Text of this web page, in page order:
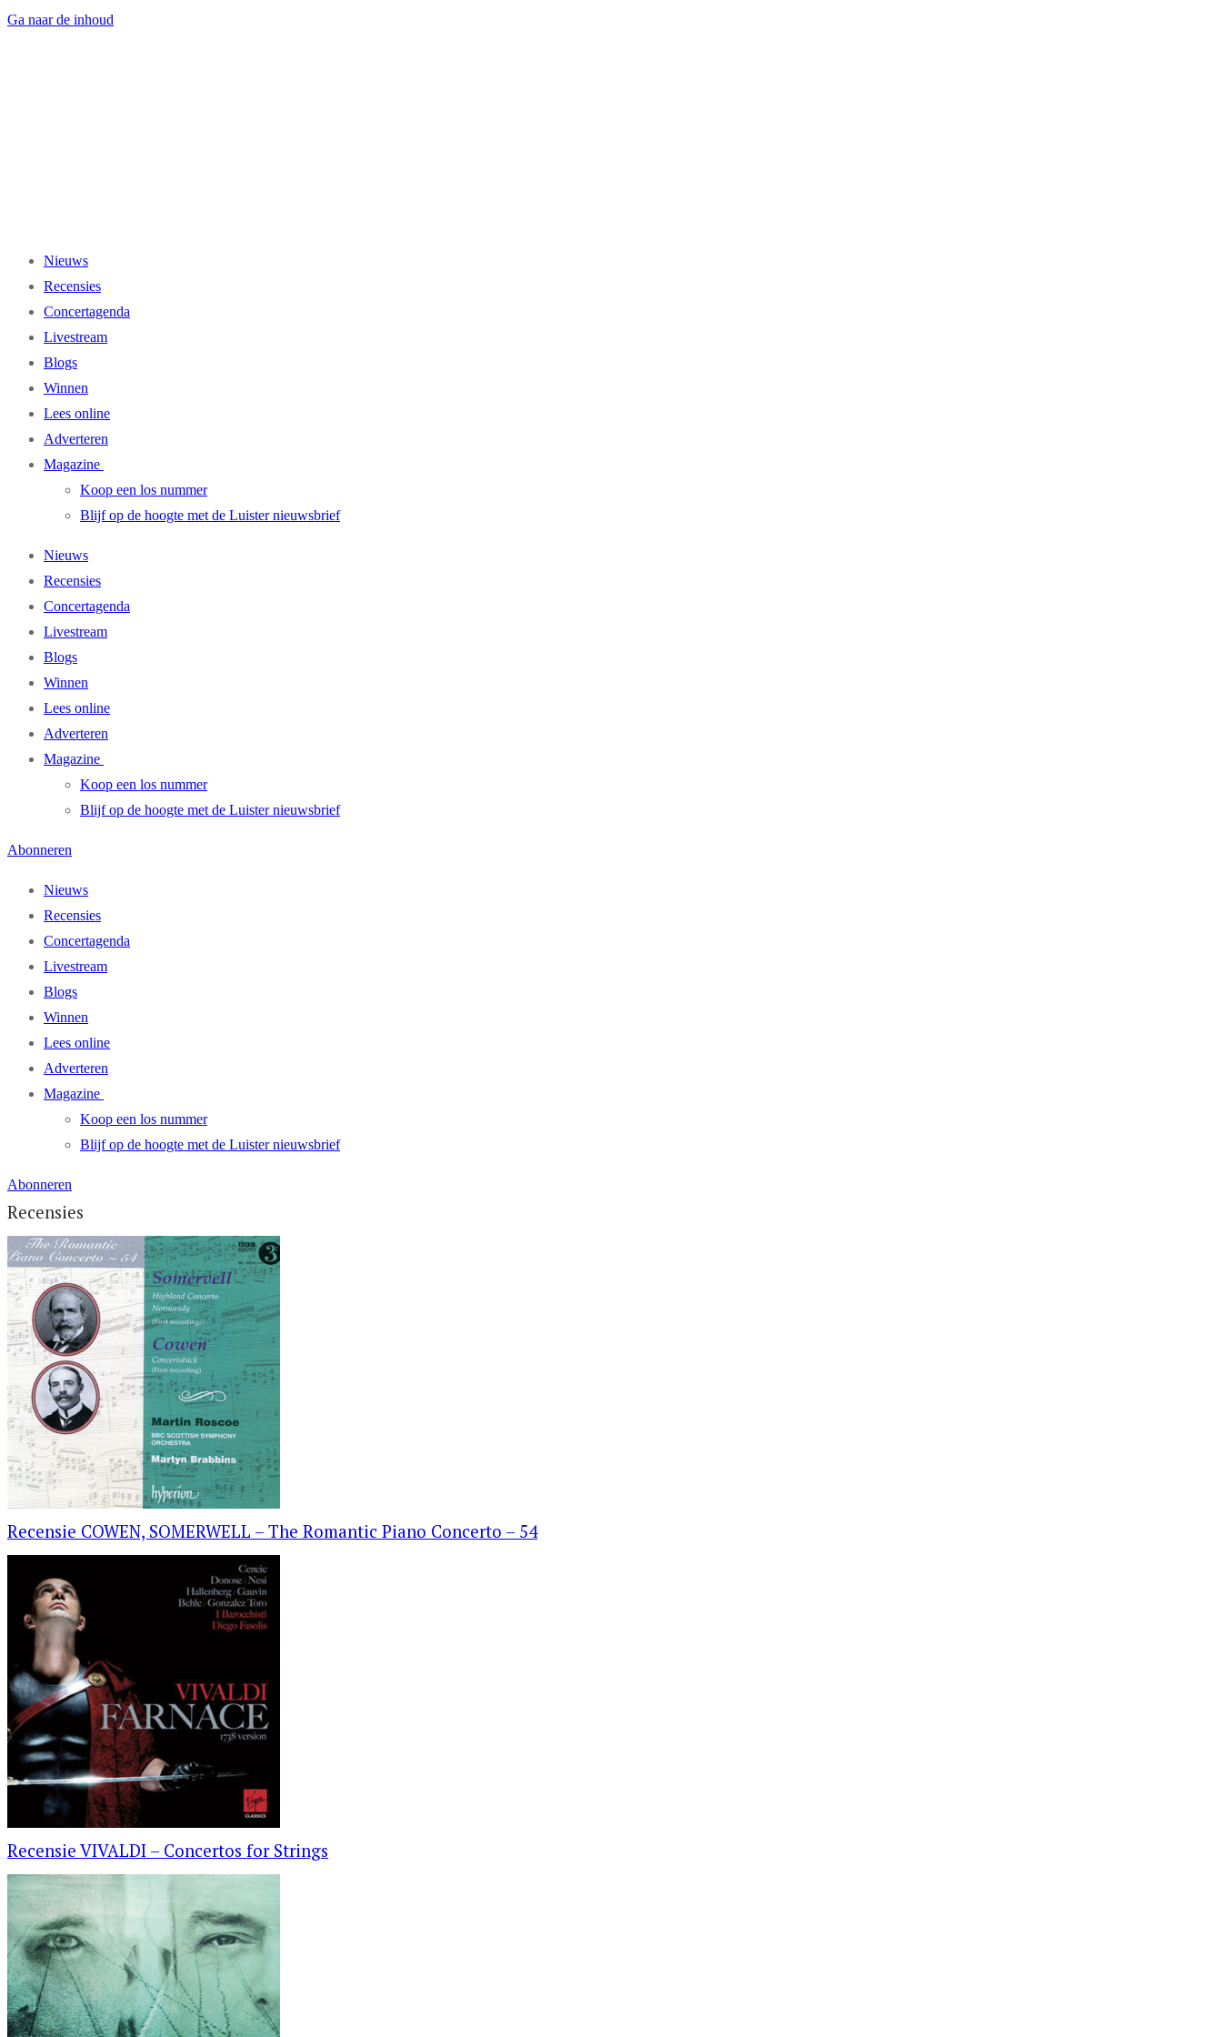
Ga naar de inhoud
Nieuws
Recensies
Concertagenda
Livestream
Blogs
Winnen
Lees online
Adverteren
Magazine
Koop een los nummer
Blijf op de hoogte met de Luister nieuwsbrief
Nieuws
Recensies
Concertagenda
Livestream
Blogs
Winnen
Lees online
Adverteren
Magazine
Koop een los nummer
Blijf op de hoogte met de Luister nieuwsbrief
Abonneren
Nieuws
Recensies
Concertagenda
Livestream
Blogs
Winnen
Lees online
Adverteren
Magazine
Koop een los nummer
Blijf op de hoogte met de Luister nieuwsbrief
Abonneren
Recensies
Recensie COWEN, SOMERWELL – The Romantic Piano Concerto – 54
Recensie VIVALDI – Concertos for Strings